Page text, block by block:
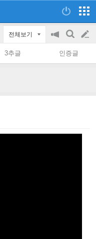
전체보기
공
on/off
검
색
글
쓰
3추글 인증글